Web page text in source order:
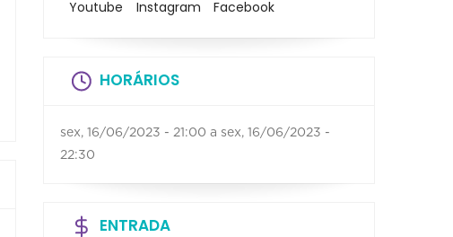
Youtube Instagram Facebook
HORÁRIOS
sex, 16/06/2023 - 21:00 a sex, 16/06/2023 -
22:30
ENTRADA